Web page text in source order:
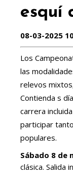
esquí
08-03-2025
Los
las
relevos
Contienda s
carrera
participar
populares.‎
Sábado 8 de
clásica. Salida